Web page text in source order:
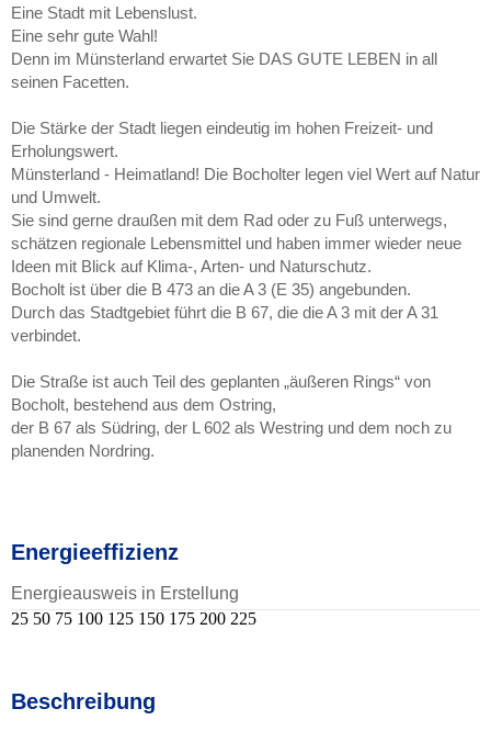
Eine Stadt mit Lebenslust.
Eine sehr gute Wahl!
Denn im Münsterland erwartet Sie DAS GUTE LEBEN in all
seinen Facetten.
Die Stärke der Stadt liegen eindeutig im hohen Freizeit- und
Erholungswert.
Münsterland - Heimatland! Die Bocholter legen viel Wert auf Natur
und Umwelt.
Sie sind gerne draußen mit dem Rad oder zu Fuß unterwegs,
schätzen regionale Lebensmittel und haben immer wieder neue
Ideen mit Blick auf Klima-, Arten- und Naturschutz.
Bocholt ist über die B 473 an die A 3 (E 35) angebunden.
Durch das Stadtgebiet führt die B 67, die die A 3 mit der A 31
verbindet.
Die Straße ist auch Teil des geplanten „äußeren Rings“ von
Bocholt, bestehend aus dem Ostring,
der B 67 als Südring, der L 602 als Westring und dem noch zu
planenden Nordring.
Energieeffizienz
Energieausweis in Erstellung
25 50 75 100 125 150 175 200 225
Beschreibung